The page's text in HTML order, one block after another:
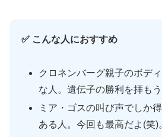
✅ こんな人におすすめ
クロネンバーグ親子のボデ
な人。遺伝子の勝利を拝もう
ミア・ゴスの叫び声でしか
ある人。今回も最高だよ(笑)